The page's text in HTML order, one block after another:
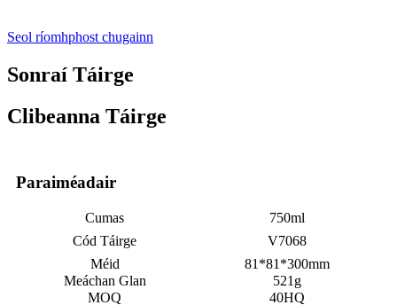
Seol ríomhphost chugainn
Sonraí Táirge
Clibeanna Táirge
Paraiméadair
Cumas
750ml
Cód Táirge
V7068
Méid
81*81*300mm
Meáchan Glan
521g
MOQ
40HQ